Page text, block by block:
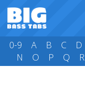
0-9 A B C D
N
O P Q R